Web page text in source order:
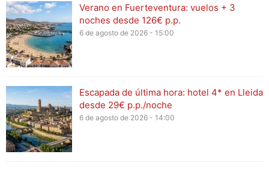
Verano en Fuerteventura: vuelos + 3
noches desde 126€ p.p.
6 de agosto de 2026 - 15:00
Escapada de última hora: hotel 4* en Lleida
desde 29€ p.p./noche
6 de agosto de 2026 - 14:00